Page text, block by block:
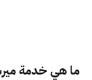
ما هي خدمة